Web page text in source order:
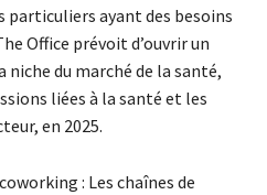
particuliers ayant des besoins
Office prévoit d’ouvrir un
niche du marché de la santé,
liées à la santé et les
en 2025.
: Les chaînes de